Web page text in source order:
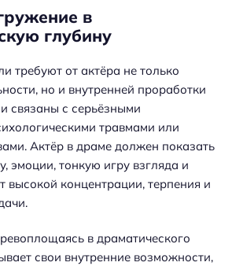
в
глубину
требуют от актёра не только
но и внутренней проработки
связаны с серьёзными
травмами или
Актёр в драме должен показать
эмоции, тонкую игру взгляда и
высокой концентрации, терпения и
в драматического
свои внутренние возможности,